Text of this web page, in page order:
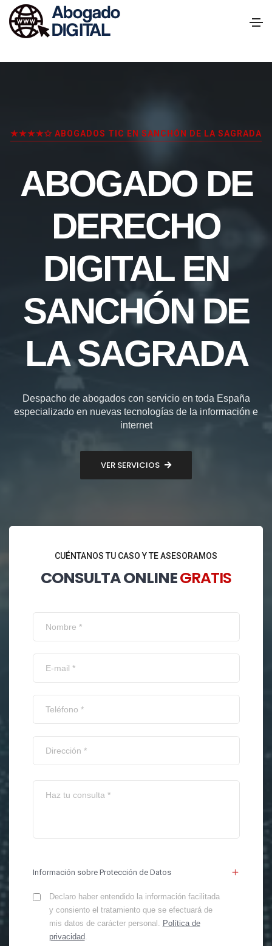
★★★★✩ ABOGADOS TIC EN SANCHÓN DE LA SAGRADA
ABOGADO DE
DERECHO
DIGITAL EN
SANCHÓN DE
LA SAGRADA
Despacho de abogados con servicio en toda España
especializado en nuevas tecnologías de la información e
internet
VER SERVICIOS
CUÉNTANOS TU CASO Y TE ASESORAMOS
CONSULTA ONLINEGRATIS
Información sobre Protección de Datos
Declaro haber entendido la información facilitada
y consiento el tratamiento que se efectuará de
mis datos de carácter personal. Política de
privacidad.